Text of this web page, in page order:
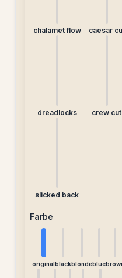
chalamet flow caesar
dreadlocks crew cut
slicked back
Farbe
originalblackblondeblue